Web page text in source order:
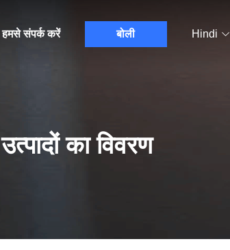
हमसे संपर्क करें बोली Hindi
उत्पादों का विवरण